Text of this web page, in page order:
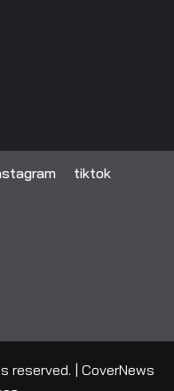
tiktok
reserved.
CoverNews